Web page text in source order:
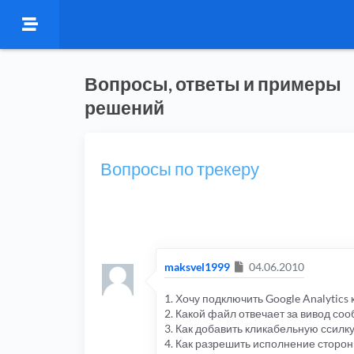
Вопросы, ответы и примеры
решений
Вопросы по трекеру
maksvel1999 Сообщение
04.06.2010
1. Хочу подключить Google Analytics
2. Какой файл отвечает за вивод
3. Как добавить кликабельную
4. Как разрешить исполнение